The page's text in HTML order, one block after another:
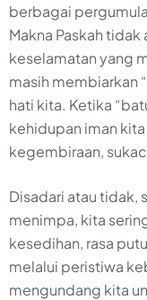
berbagai
Makna Paskah
keselamatan yang
masih membiarkan
hati kita. Ketika
kehidupan iman
kegembiraan,
Disadari atau tidak,
menimpa, kita
kesedihan, rasa
melalui peristiwa
mengundang kita